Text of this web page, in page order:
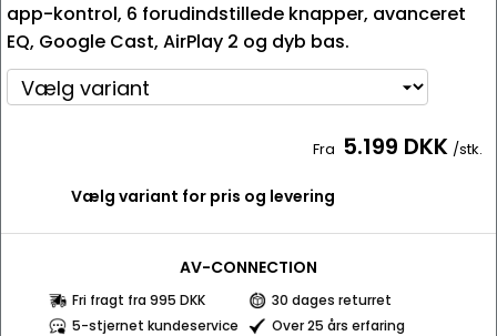
app-kontrol, 6 forudindstillede knapper, avanceret
EQ, Google Cast, AirPlay 2 og dyb bas.
Fra 5.199 DKK /stk.
Vælg variant for pris og levering
AV-CONNECTION
Fri fragt fra 995 DKK
30 dages returret
5-stjernet kundeservice
Over 25 års erfaring